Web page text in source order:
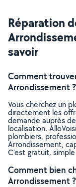
Réparation
savoir
Comment
Arrondissement ?
Vous cherchez un
directement les
demande auprès
localisation.
plombiers,
Arrondissement,
C’est gratuit,
Comment bien
Arrondissement ?